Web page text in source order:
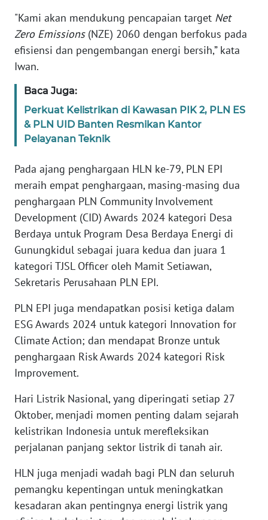
"Kami akan mendukung pencapaian target Net
Zero Emissions(NZE) 2060 dengan berfokus pada
efisiensi dan pengembangan energi bersih,” kata
Iwan.
Baca Juga:
Perkuat Kelistrikan di Kawasan PIK 2, PLN ES
& PLN UID Banten Resmikan Kantor
Pelayanan Teknik
Pada ajang penghargaan HLN ke-79, PLN EPI
meraih empat penghargaan, masing-masing dua
penghargaan PLN Community Involvement
Development (CID) Awards 2024 kategori Desa
Berdaya untuk Program Desa Berdaya Energi di
Gunungkidul sebagai juara kedua dan juara 1
kategori TJSL Officer oleh Mamit Setiawan,
Sekretaris Perusahaan PLN EPI.
PLN EPI juga mendapatkan posisi ketiga dalam
ESG Awards 2024 untuk kategori Innovation for
Climate Action; dan mendapat Bronze untuk
penghargaan Risk Awards 2024 kategori Risk
Improvement.
Hari Listrik Nasional, yang diperingati setiap 27
Oktober, menjadi momen penting dalam sejarah
kelistrikan Indonesia untuk merefleksikan
perjalanan panjang sektor listrik di tanah air.
HLN juga menjadi wadah bagi PLN dan seluruh
pemangku kepentingan untuk meningkatkan
kesadaran akan pentingnya energi listrik yang
WN
SERAMBI
WN
WN
SULTRA
NTB
WN
SULTENG
WN
SULBAR
WN
WN
SUMBAR
WN
WN
BENGKULU
LAMPUNG
WN